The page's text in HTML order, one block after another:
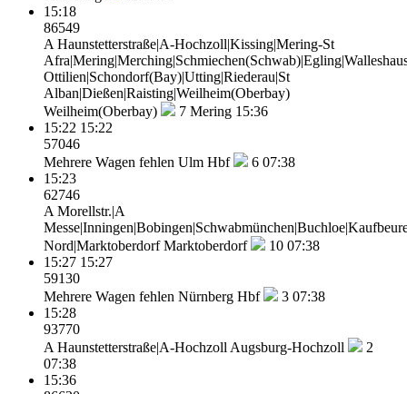
15:18
86549
A Haunstetterstraße|A-Hochzoll|Kissing|Mering-St
Ottilien|Schondorf(Bay)|Utting|Riederau|St
Alban|Dießen|Raisting|Weilheim(Oberbay)
Weilheim(Oberbay)
7 Mering 15:36
15:22 15:22
57046
Mehrere Wagen fehlen Ulm Hbf 6 07:38
15:23
62746
A Morellstr.|A
Nord|MarktoberdorfMarktoberdorf 10 07:38
15:27 15:27
59130
Mehrere Wagen fehlen Nürnberg Hbf 3 07:38
15:28
93770
A Haunstetterstraße|A-Hochzoll Augsburg-Hochzoll
2
07:38
15:36